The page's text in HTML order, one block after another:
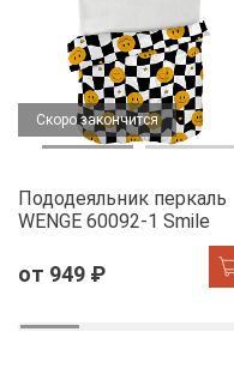
Скоро закончится
Пододеяльник перкаль
WENGE 60092-1 Smile
от 949 ₽